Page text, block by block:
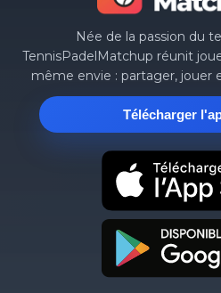
Née de la passion du
TennisPadelMatchup réunit
même envie : partager, jouer
Télécharger